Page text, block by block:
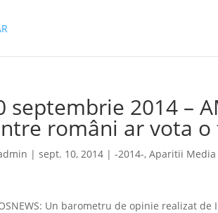
septembrie 2014 –
români ar vota o
|sept. 10, 2014 |-2014-,Aparitii Media
Un barometru de opinie realizat de